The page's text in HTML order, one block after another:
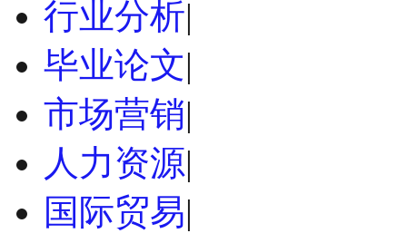
行业分析|
毕业论文|
市场营销|
人力资源|
国际贸易|